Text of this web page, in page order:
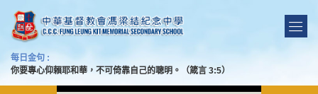
每日金句 :
你要專心仰賴耶和華，不可倚靠自己的聰明。（箴言 3:5）